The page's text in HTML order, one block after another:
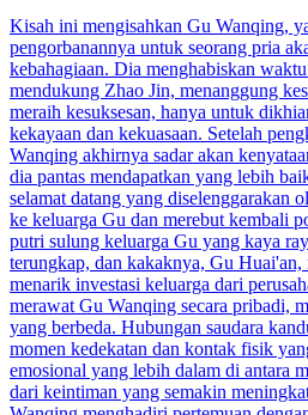
Kisah ini mengisahkan Gu Wanqing,
pengorbanannya untuk seorang pria
kebahagiaan. Dia menghabiskan
mendukung Zhao Jin, menanggung
meraih kesuksesan, hanya untuk
kekayaan dan kekuasaan. Setelah
Wanqing akhirnya sadar akan
dia pantas mendapatkan yang lebih
selamat datang yang diselenggarakan
ke keluarga Gu dan merebut kembali
putri sulung keluarga Gu yang kaya
terungkap, dan kakaknya, Gu Huai'an,
menarik investasi keluarga dari
merawat Gu Wanqing secara pribadi,
yang berbeda. Hubungan saudara
momen kedekatan dan kontak fisik
emosional yang lebih dalam di antara
dari keintiman yang semakin